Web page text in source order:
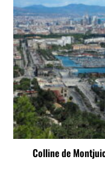
Colline de